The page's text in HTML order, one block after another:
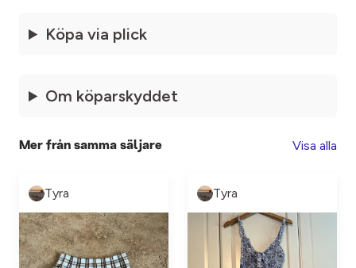
Köpa via plick
Om köparskyddet
Mer från samma säljare Visa alla
Tyra Tyra